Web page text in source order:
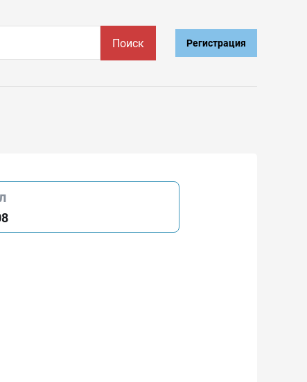
Поиск Регистрация